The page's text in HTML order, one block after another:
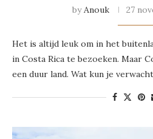
byAnouk 27
Het is altijd leuk om in het
in Costa Rica te bezoeken. Maar
een duur land. Wat kun je